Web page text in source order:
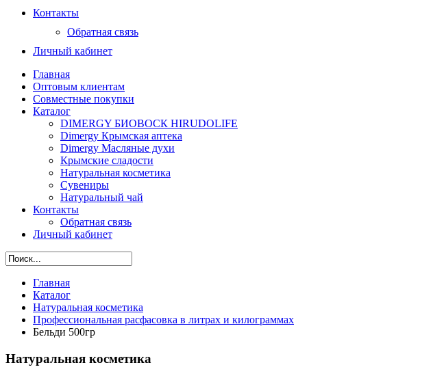
Контакты
Обратная связь
Личный кабинет
Главная
Оптовым клиентам
Совместные покупки
Каталог
DIMERGY БИОВОСК HIRUDOLIFE
Dimergy Крымская аптека
Dimergy Масляные духи
Крымские сладости
Натуральная косметика
Сувениры
Натуральный чай
Контакты
Обратная связь
Личный кабинет
Главная
Каталог
Натуральная косметика
Профессиональная расфасовка в литрах и килограммах
Бельди 500гр
Натуральная косметика